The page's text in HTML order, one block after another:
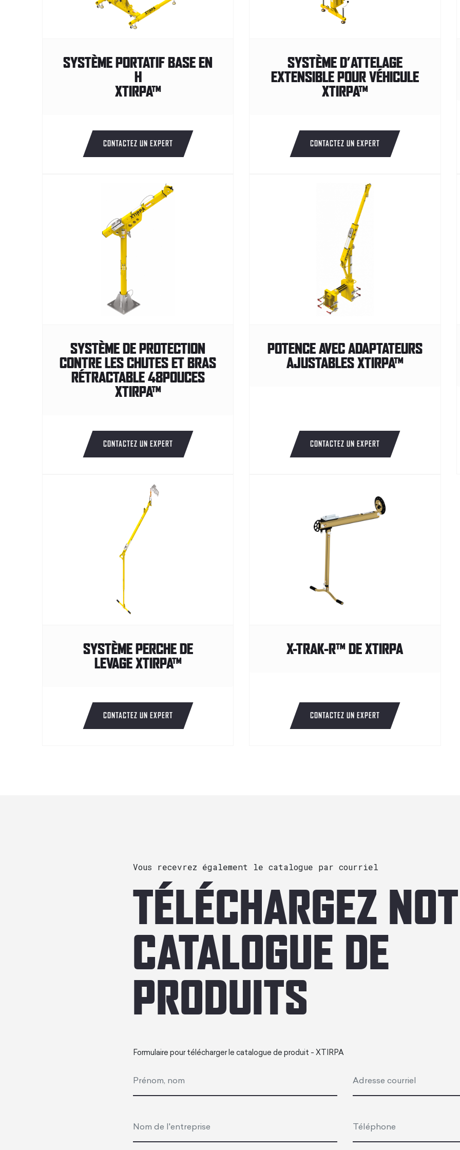
SYSTÈME PORTATIF BASE EN
H
XTIRPA™
CONTACTEZ UN EXPERT
SYSTÈME D’ATTELAGE
EXTENSIBLE POUR VÉHICULE
XTIRPA™
CONTACTEZ UN EXPERT
SYSTÈME DE PROTECTION
CONTRE LES CHUTES ET BRAS
RÉTRACTABLE 48POUCES
XTIRPA™
CONTACTEZ UN EXPERT
POTENCE AVEC ADAPTATEURS
AJUSTABLES XTIRPA™
CONTACTEZ UN EXPERT
SYSTÈME PERCHE DE
LEVAGE XTIRPA™
CONTACTEZ UN EXPERT
X-TRAK-R™ DE XTIRPA
CONTACTEZ UN EXPERT
Vous recevrez également le catalogue par courriel
TÉLÉCHARGEZ
CATALOGUE DE
PRODUITS
Formulaire pour télécharger le catalogue de produit - XTIRPA